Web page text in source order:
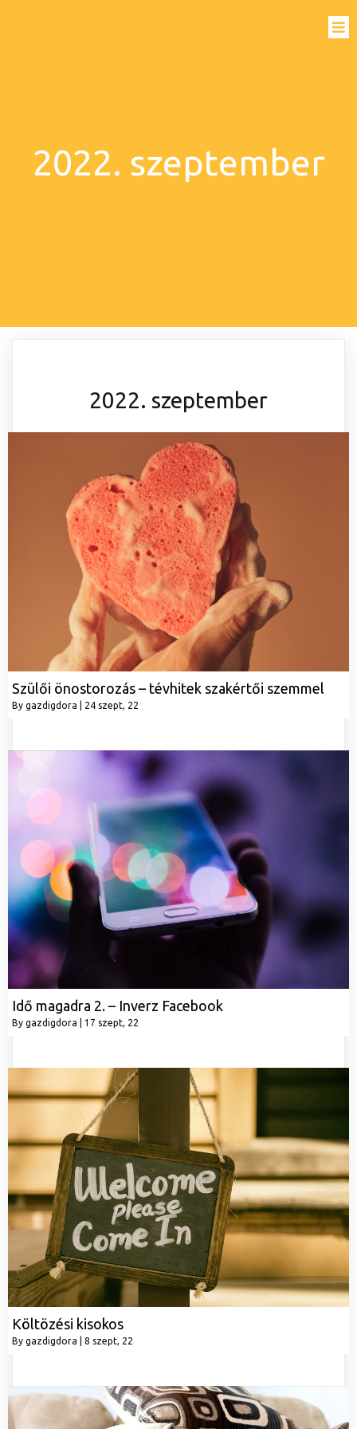
2022. szeptember
2022. szeptember
Szülői önostorozás – tévhitek szakértői szemmel
By gazdigdora 24 szept, 22
Idő magadra 2. – Inverz Facebook
By gazdigdora 17 szept, 22
Költözési kisokos
By gazdigdora 8 szept, 22